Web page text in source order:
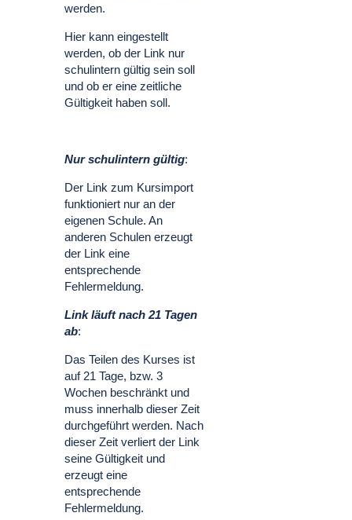
werden.
Hier kann eingestellt
werden, ob der Link nur
schulintern gültig sein soll
und ob er eine zeitliche
Gültigkeit haben soll.
Nur schulintern gültig:
Der Link zum Kursimport
funktioniert nur an der
eigenen Schule. An
anderen Schulen erzeugt
der Link eine
entsprechende
Fehlermeldung.
Link läuft nach 21 Tagen
ab:
Das Teilen des Kurses ist
auf 21 Tage, bzw. 3
Wochen beschränkt und
muss innerhalb dieser Zeit
durchgeführt werden. Nach
dieser Zeit verliert der Link
seine Gültigkeit und
erzeugt eine
entsprechende
Fehlermeldung.